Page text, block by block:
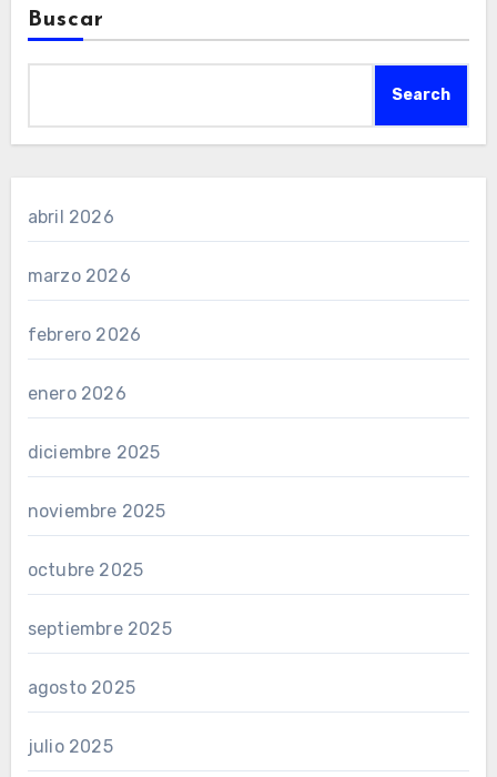
Buscar
Search
abril 2026
marzo 2026
febrero 2026
enero 2026
diciembre 2025
noviembre 2025
octubre 2025
septiembre 2025
agosto 2025
julio 2025